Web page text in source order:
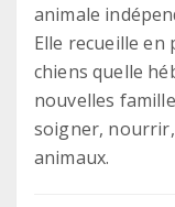
animale
Elle recueille en
chiens quelle
nouvelles
soigner,
animaux.